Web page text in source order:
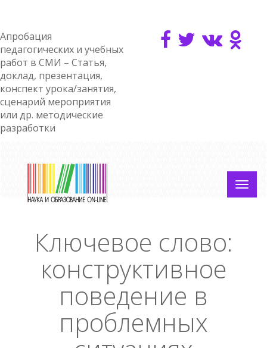
Апробация
педагогических и учебных
работ в СМИ – Статья,
доклад, презентация,
конспект урока/занятия,
сценарий мероприятия
или др. методические
разработки
Ключевое слово:
конструктивное
поведение в
проблемных